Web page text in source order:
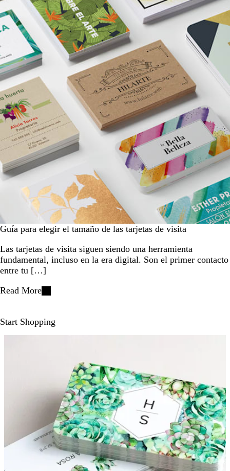
Guía para elegir el tamaño de las tarjetas de visita
Las tarjetas de visita siguen siendo una herramienta
fundamental, incluso en la era digital. Son el primer contacto
entre tu […]
Read More
Start Shopping